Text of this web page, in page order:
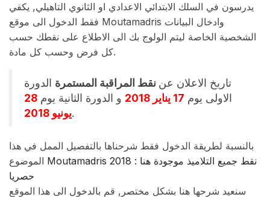
يدرسون في السلك الابتدائي الاعدادي او الثانوي التاهيلي, يكفي
فقط الدخول الى موقع Moutamadris وادخال البيانات
الشخصية الخاصة ليتم الولوج بك الى الاطلاع على نقطك حسب
كل فرض وحسب كل مادة.
تاريخ الاعلان عن نقط المراقبة المستمرة الدورة
الاولى يوم 17 يناير 2018 و الدورة الثانية يوم 28
يونيو 2018.
بالنسبة لطريقة الدخول فقط شرحناها بالتفصيل الممل في هذا
Moutamadris 2018 : نقط جميع التلاميذ موجودة هنا
حصريا
سنعيد شرحها هنا بشكل مختصر, قم بالدخول الى هذا الموقع